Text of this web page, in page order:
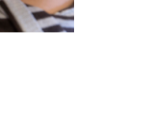
vendita sono sottoposte